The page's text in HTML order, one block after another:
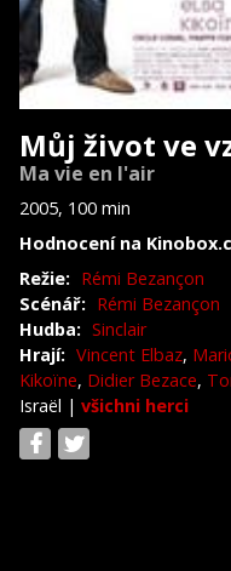
Můj život ve
Ma vie en l'air
2005, 100 min
Hodnocení na
Režie: Rémi Bezançon
Scénář: Rémi Bezançon
Hudba: Sinclair
Hrají: Vincent Elbaz,
Kikoïne, Didier Bezace,
Israël | všichni herci